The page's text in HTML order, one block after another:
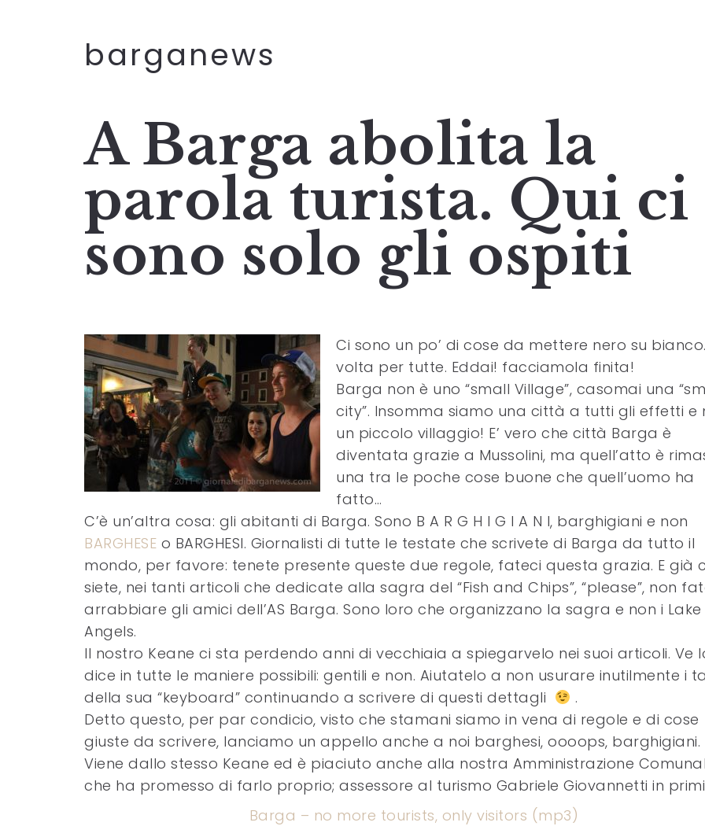
barganews
A Barga abolita la
parola turista. Qui ci
sono solo gli ospiti
Ci sono un po’ di cose da mettere nero su
volta per tutte. Eddai! facciamola finita!
Barga non è uno “small Village”, casomai una
city”. Insomma siamo una città a tutti gli effetti e
un piccolo villaggio! E’ vero che città Barga è
diventata grazie a Mussolini, ma quell’atto è
una tra le poche cose buone che quell’uomo ha
fatto…
C’è un’altra cosa: gli abitanti di Barga. Sono B A R G H I G I A N I, barghigiani e non
BARGHESE o BARGHESI. Giornalisti di tutte le testate che scrivete di Barga da tutto il
mondo, per favore: tenete presente queste due regole, fateci questa grazia. E già
siete, nei tanti articoli che dedicate alla sagra del “Fish and Chips”, “please”, non
arrabbiare gli amici dell’AS Barga. Sono loro che organizzano la sagra e non i Lake
Angels.
Il nostro Keane ci sta perdendo anni di vecchiaia a spiegarvelo nei suoi articoli. Ve
dice in tutte le maniere possibili: gentili e non. Aiutatelo a non usurare inutilmente i
della sua “keyboard” continuando a scrivere di questi dettagli
.
Detto questo, per par condicio, visto che stamani siamo in vena di regole e di cose
giuste da scrivere, lanciamo un appello anche a noi barghesi, oooops, barghigiani.
Viene dallo stesso Keane ed è piaciuto anche alla nostra Amministrazione
che ha promesso di farlo proprio; assessore al turismo Gabriele Giovannetti in
Barga – no more tourists, only visitors (mp3)